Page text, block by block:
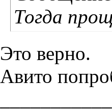
Тогда
Это верно.
Авито